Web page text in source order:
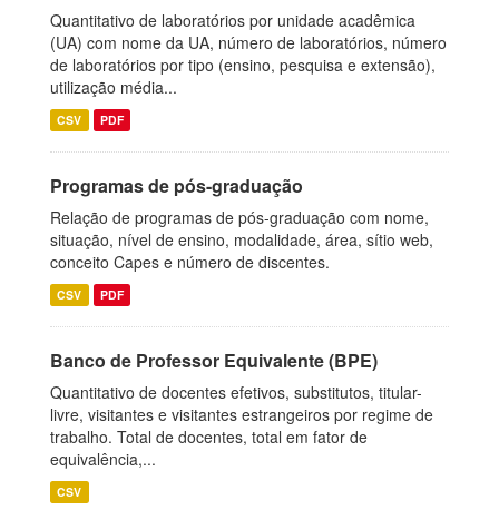
Quantitativo de laboratórios por unidade acadêmica
(UA) com nome da UA, número de laboratórios, número
de laboratórios por tipo (ensino, pesquisa e extensão),
utilização média...
CSV PDF
Programas de pós-graduação
Relação de programas de pós-graduação com nome,
situação, nível de ensino, modalidade, área, sítio web,
conceito Capes e número de discentes.
CSV PDF
Banco de Professor Equivalente (BPE)
Quantitativo de docentes efetivos, substitutos, titular-
livre, visitantes e visitantes estrangeiros por regime de
trabalho. Total de docentes, total em fator de
equivalência,...
CSV